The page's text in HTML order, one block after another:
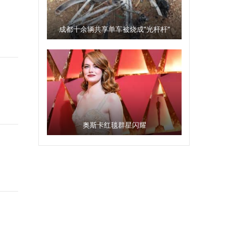
成都十余辆共享单车被烧成"光杆杆"
奥斯卡红毯群星闪耀